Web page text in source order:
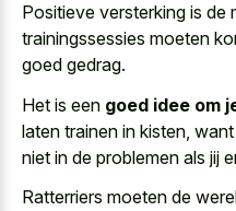
Positieve versterking is de
trainingssessies moeten
goed gedrag.
Het is een goed idee om
laten trainen in kisten,
niet in de problemen als jij
Ratterriers moeten de